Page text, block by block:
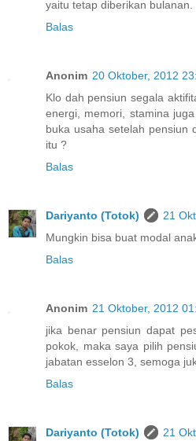
yaitu tetap diberikan bulanan.
Balas
Anonim 20 Oktober, 2012
Klo dah pensiun segala
energi, memori, stamina
buka usaha setelah pensiun
itu ?
Balas
Dariyanto (Totok)
21
Mungkin bisa buat modal
Balas
Anonim 21 Oktober, 2012
jika benar pensiun dapat
pokok, maka saya pilih
jabatan esselon 3, semoga
Balas
Dariyanto (Totok)
21